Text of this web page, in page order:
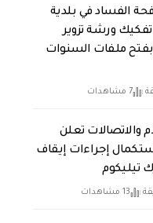
الفساد في بلدية
تفكيك ورشة تزوير
ملفات السنوات
7 مشاهدات
والاتصالات تعلن
إجراءات إيقاف
تيليكوم
13 مشاهدات